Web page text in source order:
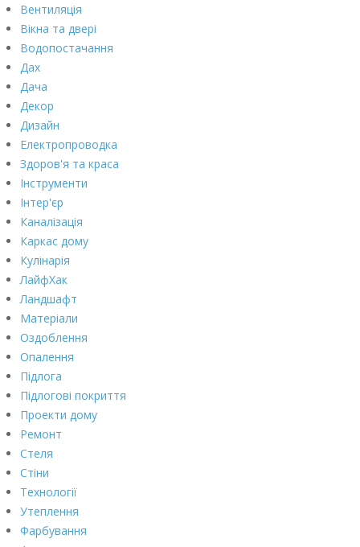
Вентиляція
Вікна та двері
Водопостачання
Дах
Дача
Декор
Дизайн
Електропроводка
Здоров'я та краса
Інструменти
Інтер'єр
Каналізація
Каркас дому
Кулінарія
ЛайфХак
Ландшафт
Матеріали
Оздоблення
Опалення
Підлога
Підлогові покриття
Проекти дому
Ремонт
Стеля
Стіни
Технології
Утеплення
Фарбування